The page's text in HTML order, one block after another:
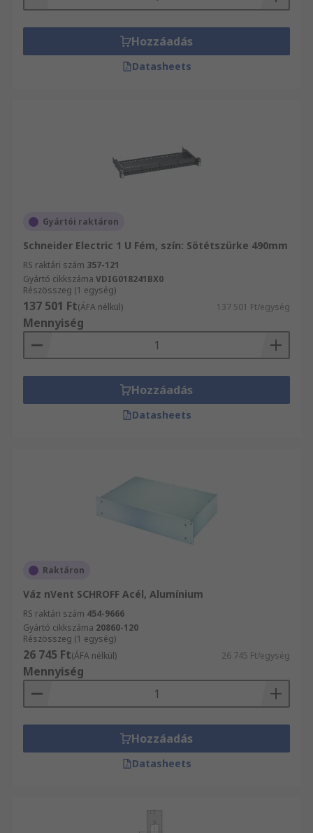
kábelek széles választékát forgalmazza, többek
között Tokok, tárolás és anyagmozgatás és
Tokok, tárolás és anyagmozgatás átfogó
szolgáltatásainkról!
Hozzáadás
Datasheets
Gyártói raktáron
Schneider Electric 1 U Fém, szín: Sötétszürke 490mm
RS raktári szám 357-121
Gyártó cikkszáma VDIG018241BX0
Részösszeg (1 egység)
137 501 Ft(ÁFA nélkül) 137 501 Ft/egység
Mennyiség
Hozzáadás
Datasheets
Raktáron
Váz nVent SCHROFF Acél, Alumínium
RS raktári szám 454-9666
Gyártó cikkszáma 20860-120
Részösszeg (1 egység)
26 745 Ft(ÁFA nélkül) 26 745 Ft/egység
Mennyiség
Hozzáadás
Datasheets